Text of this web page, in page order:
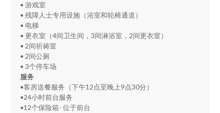
• 游戏室
• 残障人士专用设施（浴室和轮椅通道）
• 电梯
• 更衣室（4间卫生间，3间淋浴室，2间更衣室）
• 2间祈祷室
• 2间公厕
• 3个停车场
服务
•客房送餐服务（下午12点至晚上9点30分）
•24小时前台服务
•12个保险箱- 位于前台